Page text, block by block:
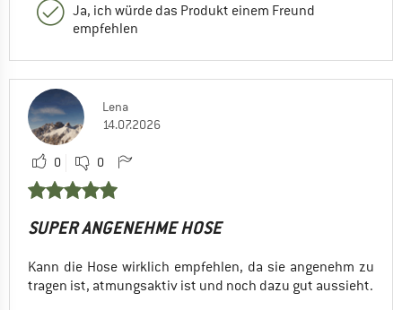
Ja, ich würde das Produkt einem Freund
empfehlen
Lena
14.07.2026
0 0
SUPER ANGENEHME HOSE
Kann die Hose wirklich empfehlen, da sie angenehm zu
tragen ist, atmungsaktiv ist und noch dazu gut aussieht.